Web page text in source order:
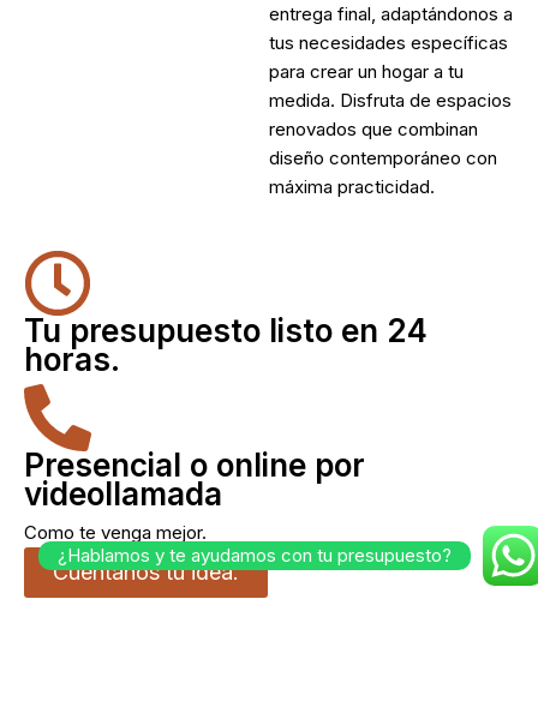
entrega final, adaptándonos a
tus necesidades específicas
para crear un hogar a tu
medida. Disfruta de espacios
renovados que combinan
diseño contemporáneo con
máxima practicidad.
Tu presupuesto listo en 24
horas.
Presencial o online por
videollamada
Como te venga mejor.
Cuéntanos tu idea.
¿Hablamos y te ayudamos con tu presupuesto?